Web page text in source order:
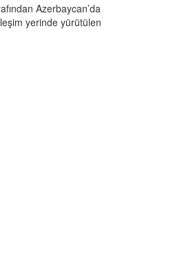
Azerbaycan’da
yerinde yürütülen